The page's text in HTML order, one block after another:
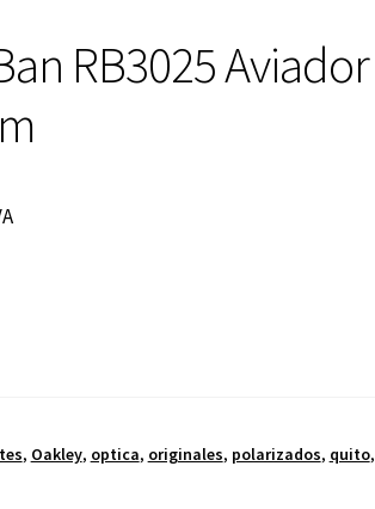
RB3025 Aviador
, Oakley, optica, originales, polarizados, quito,